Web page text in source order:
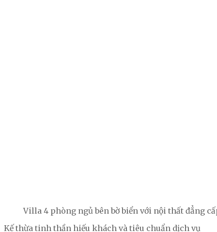
Villa 4 phòng ngủ bên bờ biển với nội thất đẳng
Kế thừa tinh thần hiếu khách và tiêu chuẩn dịch vụ